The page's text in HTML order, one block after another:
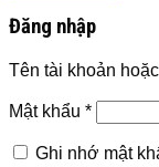
Đăng nhập
Tên tài khoản
Mật khẩu *
Ghi nhớ mật